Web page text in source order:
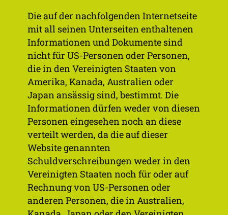
Platziertes
Volumen
22,7 Mio. Euro
ISIN/WKN
DE000A351488/A35148
Kupon
8 % p.a.
Ausga­be­
preis
100 %
Stücke­lung
1.000 Euro
Valuta
22. November 2023
Lauf­zeit
22. November 2023 bis 22.
November 2028
Die auf der nachfolgenden Internetseite
mit all seinen Unterseiten enthaltenen
Informationen und Dokumente sind
nicht für US-Personen oder Personen,
die in den Vereinigten Staaten von
Amerika, Kanada, Australien oder
Japan ansässig sind, bestimmt. Die
Informationen dürfen weder von diesen
Personen eingesehen noch an diese
verteilt werden, da die auf dieser
Website genannten
Schuldverschreibungen weder in den
Vereinigten Staaten noch für oder auf
Rechnung von US-Personen oder
anderen Personen, die in Australien,